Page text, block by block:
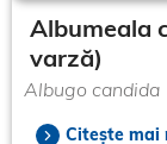
Albumeala
varză)
Albugo candida
Citește mai